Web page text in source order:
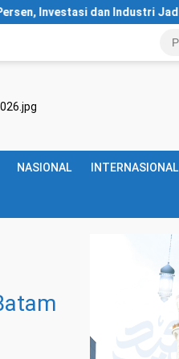
Jadi Mesin Penggerak
NASIONAL INTERNASIONAL